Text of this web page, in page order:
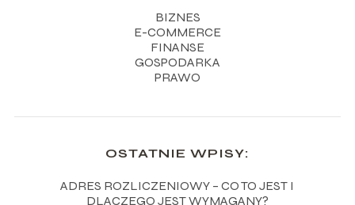
BIZNES
E-COMMERCE
FINANSE
GOSPODARKA
PRAWO
OSTATNIE WPISY:
ADRES ROZLICZENIOWY – CO TO JEST I
DLACZEGO JEST WYMAGANY?